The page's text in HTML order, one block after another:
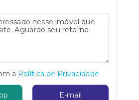
a Política de Privacidade
E-mail